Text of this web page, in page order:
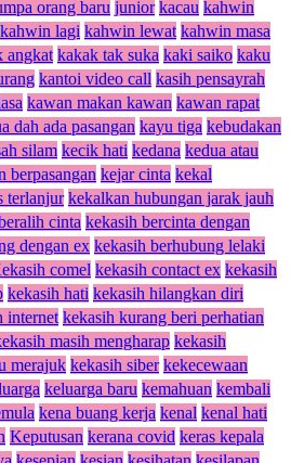
orang baru junior kacau kahwin
kahwin lagi kahwin lewat kahwin masa
angkat kakak tak suka kaki saiko kaku
kantoi video call kasih pensayrah
kawan makan kawan kawan rapat
dah ada pasangan kayu tiga kebudakan
silam kecik hati kedana kedua atau
berpasangan kejar cinta kekal
terlanjur kekalkan hubungan jarak jauh
cinta kekasih bercinta dengan
dengan ex kekasih berhubung lelaki
comel kekasih contact ex kekasih
kekasih hati kekasih hilangkan diri
internet kekasih kurang beri perhatian
masih mengharap kekasih
merajuk kekasih siber kekecewaan
keluarga baru kemahuan kembali
kena buang kerja kenal kenal hati
Keputusan kerana covid keras kepala